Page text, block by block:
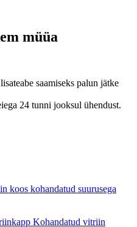
müüa
saamiseks palun jätke
24 tunni jooksul ühendust.